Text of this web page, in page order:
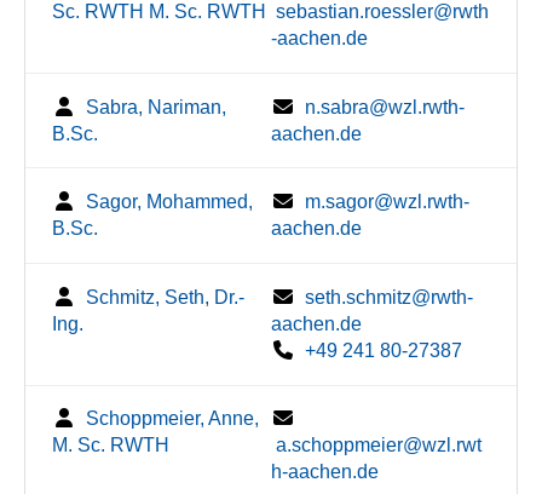
Sc. RWTH M. Sc. RWTH
sebastian.roessler@rwth
-aachen.de
Sabra, Nariman,
B.Sc.
n.sabra@wzl.rwth-
aachen.de
Sagor, Mohammed,
B.Sc.
m.sagor@wzl.rwth-
aachen.de
Schmitz, Seth, Dr.-
Ing.
seth.schmitz@rwth-
aachen.de
+49 241 80-27387
Schoppmeier, Anne,
M. Sc. RWTH
a.schoppmeier@wzl.rwt
h-aachen.de